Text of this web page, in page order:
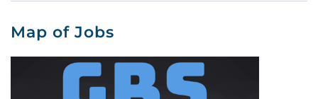
Map of Jobs